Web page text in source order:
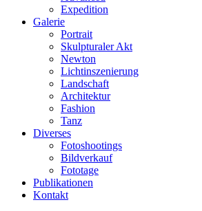
Expedition
Galerie
Portrait
Skulpturaler Akt
Newton
Lichtinszenierung
Landschaft
Architektur
Fashion
Tanz
Diverses
Fotoshootings
Bildverkauf
Fototage
Publikationen
Kontakt